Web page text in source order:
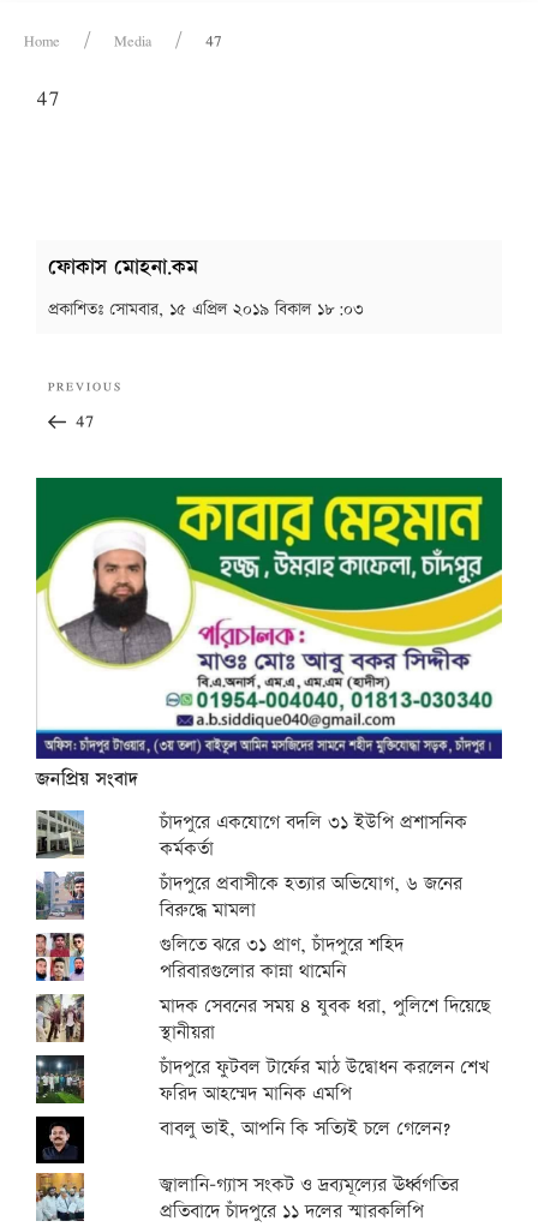
Home Media 47
47
ফোকাস মোহনা.কম
প্রকাশিতঃ সোমবার, ১৫ এপ্রিল ২০১৯ বিকাল ১৮:০৩
navigation
Previous
Post
PREVIOUS
47
জনপ্রিয় সংবাদ
চাঁদপুরে একযোগে বদলি ৩১ ইউপি প্রশাসনিক
কর্মকর্তা
চাঁদপুরে প্রবাসীকে হত্যার অভিযোগ, ৬ জনের
বিরুদ্ধে মামলা
গুলিতে ঝরে ৩১ প্রাণ, চাঁদপুরে শহিদ
পরিবারগুলোর কান্না থামেনি
মাদক সেবনের সময় ৪ যুবক ধরা, পুলিশে দিয়েছে
স্থানীয়রা
চাঁদপুরে ফুটবল টার্ফের মাঠ উদ্বোধন করলেন শেখ
ফরিদ আহম্মেদ মানিক এমপি
বাবলু ভাই, আপনি কি সত্যিই চলে গেলেন?
জ্বালানি-গ্যাস সংকট ও দ্রব্যমূল্যের ঊর্ধ্বগতির
প্রতিবাদে চাঁদপুরে ১১ দলের স্মারকলিপি